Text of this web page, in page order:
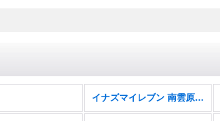
イナズマイレブン 南雲原中＆雷門中クロニクル